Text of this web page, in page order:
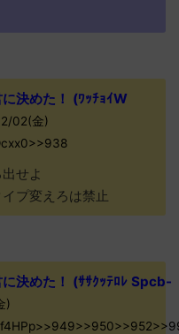
決めた！ (ﾜｯﾁｮｲW
02(金)
せよ
プ変えろは禁止
決めた！ (ｻｻｸｯﾃﾛﾚ Spcb-
)